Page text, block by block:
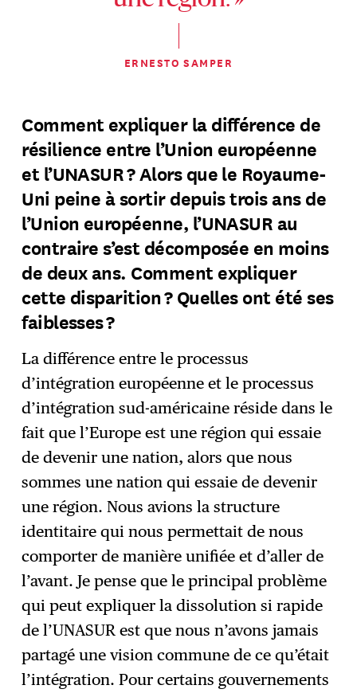
ERNESTO SAMPER
Comment expliquer la différence de
résilience entre l’Union européenne
et l’UNASUR ? Alors que le Royaume-
Uni peine à sortir depuis trois ans de
l’Union européenne, l’UNASUR au
contraire s’est décomposée en moins
de deux ans. Comment expliquer
cette disparition ? Quelles ont été ses
faiblesses ?
La différence entre le processus
d’intégration européenne et le processus
d’intégration sud-américaine réside dans le
fait que l’Europe est une région qui essaie
de devenir une nation, alors que nous
sommes une nation qui essaie de devenir
une région. Nous avions la structure
identitaire qui nous permettait de nous
comporter de manière unifiée et d’aller de
l’avant. Je pense que le principal problème
qui peut expliquer la dissolution si rapide
de l’UNASUR est que nous n’avons jamais
partagé une vision commune de ce qu’était
l’intégration. Pour certains gouvernements